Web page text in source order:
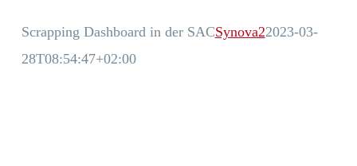
Scrapping Dashboard in der SACSynova22023-03-
28T08:54:47+02:00